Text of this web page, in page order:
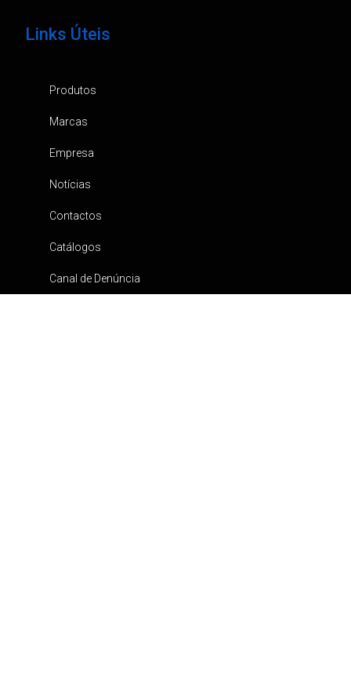
Links Úteis
Produtos
Marcas
Empresa
Notícias
Contactos
Catálogos
Canal de Denúncia